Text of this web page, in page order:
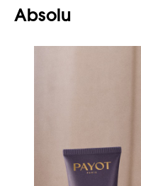
Выбор визажистов
Celebrity дня
Absolu